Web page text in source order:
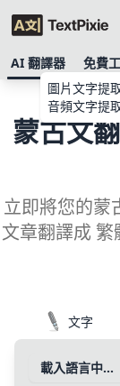
AI 翻譯器
免費
圖片文字提
音頻文字提
蒙古文
立即將您的蒙
文章翻譯成
文字
載入語言中…